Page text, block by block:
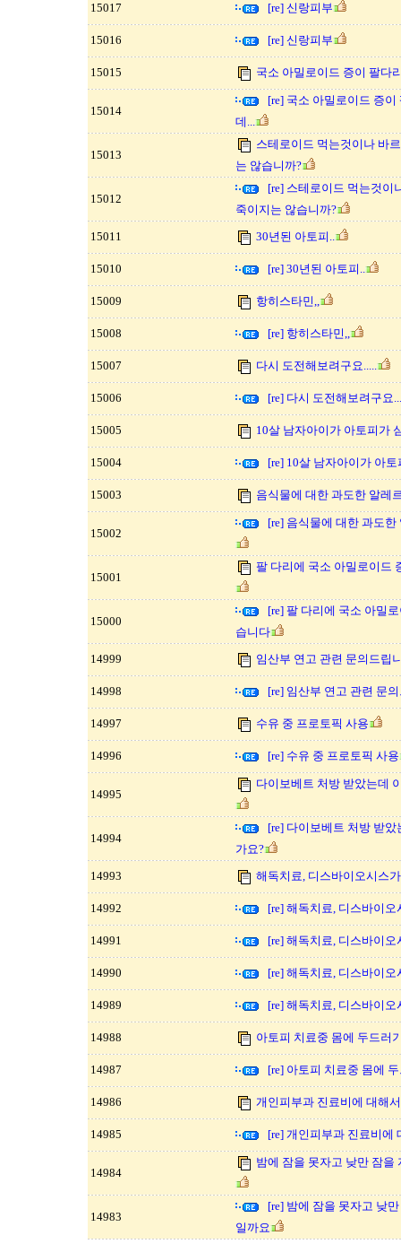
15017 [re] 신랑피부
15016 [re] 신랑피부
15015 국소 아밀로이드 증이 팔다
15014
[re] 국소 아밀로이드 증
데...
15013
스테로이드 먹는것이나 바
는 않습니까?
15012
[re] 스테로이드 먹는것이
죽이지는 않습니까?
15011
30년된 아토피..
15010 [re] 30년된 아토피..
15009 항히스타민,,
15008 [re] 항히스타민,,
15007 다시 도전해보려구요.....
15006 [re] 다시 도전해보려구요
15005 10살 남자아이가 아토피가
15004 [re] 10살 남자아이가 아
15003 음식물에 대한 과도한 알레
15002
[re] 음식물에 대한 과도
15001
팔 다리에 국소 아밀로이드
15000
[re] 팔 다리에 국소 아밀
습니다
14999
임산부 연고 관련 문의드립
14998 [re] 임산부 연고 관련 문
14997 수유 중 프로토픽 사용
14996 [re] 수유 중 프로토픽 사용
14995
다이보베트 처방 받았는데
14994
[re] 다이보베트 처방 받
가요?
14993
해독치료, 디스바이오시스
14992 [re] 해독치료, 디스바이오
14991 [re] 해독치료, 디스바이오
14990 [re] 해독치료, 디스바이오
14989 [re] 해독치료, 디스바이오
14988 아토피 치료중 몸에 두드러
14987 [re] 아토피 치료중 몸에
14986 개인피부과 진료비에 대해
14985 [re] 개인피부과 진료비에
14984
밤에 잠을 못자고 낮만 잠을
14983
[re] 밤에 잠을 못자고 낮
일까요